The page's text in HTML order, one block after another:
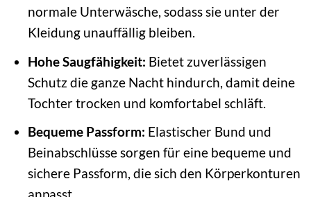
normale Unterwäsche, sodass sie unter der
Kleidung unauffällig bleiben.
Hohe Saugfähigkeit: Bietet zuverlässigen
Schutz die ganze Nacht hindurch, damit deine
Tochter trocken und komfortabel schläft.
Bequeme Passform: Elastischer Bund und
Beinabschlüsse sorgen für eine bequeme und
sichere Passform, die sich den Körperkonturen